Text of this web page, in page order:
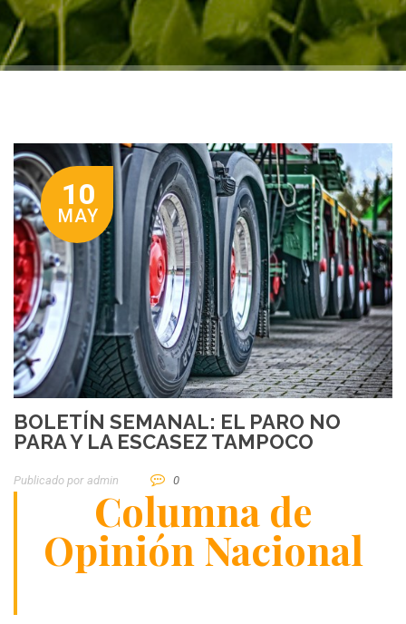
10
MAY
BOLETÍN SEMANAL: EL PARO NO
PARA Y LA ESCASEZ TAMPOCO
Publicado por Admin 0
Columna de
Opinión Nacional